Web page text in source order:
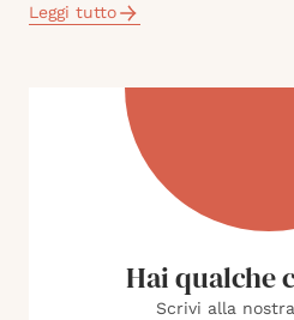
Leggi tutto
Hai qualche
Scrivi alla